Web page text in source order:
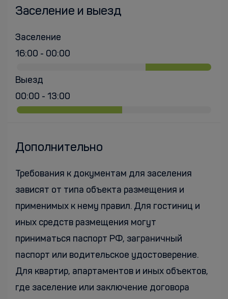
Заселение и выезд
Заселение
16:00 - 00:00
Выезд
00:00 - 13:00
Дополнительно
Требования к документам для заселения
зависят от типа объекта размещения и
применимых к нему правил. Для гостиниц и
иных средств размещения могут
приниматься паспорт РФ, заграничный
паспорт или водительское удостоверение.
Для квартир, апартаментов и иных объектов,
где заселение или заключение договора